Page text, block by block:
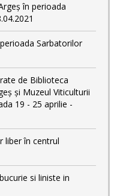
în perioada
Sarbatorilor
de Biblioteca
și Muzeul Viticulturii
19 - 25 aprilie -
liber în centrul
si liniste in